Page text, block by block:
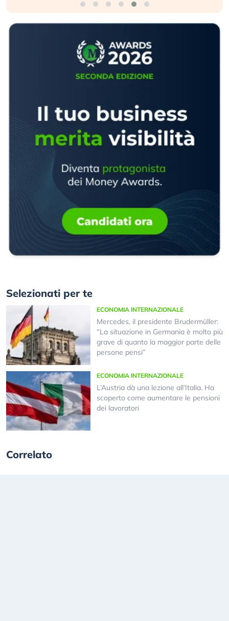
Selezionati per te
ECONOMIA INTERNAZIONALE
Mercedes, il presidente Brudermüller:
“La situazione in Germania è molto più
grave di quanto la maggior parte delle
persone pensi”
ECONOMIA INTERNAZIONALE
L’Austria dà una lezione all’Italia. Ha
scoperto come aumentare le pensioni
dei lavoratori
Correlato